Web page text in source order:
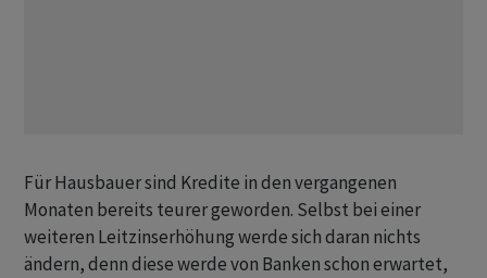
Für Hausbauer sind Kredite in den vergangenen
Monaten bereits teurer geworden. Selbst bei einer
weiteren Leitzinserhöhung werde sich daran nichts
ändern, denn diese werde von Banken schon erwartet,